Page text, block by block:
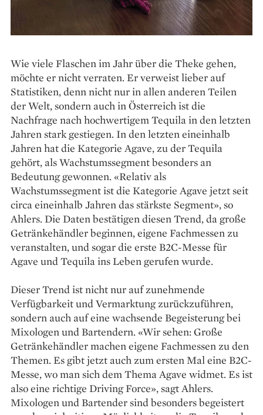
Wie viele Flaschen im Jahr über die Theke gehen,
möchte er nicht verraten. Er verweist lieber auf
Statistiken, denn nicht nur in allen anderen Teilen
der Welt, sondern auch in Österreich ist die
Nachfrage nach hochwertigem Tequila in den letzten
Jahren stark gestiegen. In den letzten eineinhalb
Jahren hat die Kategorie Agave, zu der Tequila
gehört, als Wachstumssegment besonders an
Bedeutung gewonnen. «Relativ als
Wachstumssegment ist die Kategorie Agave jetzt seit
circa eineinhalb Jahren das stärkste Segment», so
Ahlers. Die Daten bestätigen diesen Trend, da große
Getränkehändler beginnen, eigene Fachmessen zu
veranstalten, und sogar die erste B2C-Messe für
Agave und Tequila ins Leben gerufen wurde.
Dieser Trend ist nicht nur auf zunehmende
Verfügbarkeit und Vermarktung zurückzuführen,
sondern auch auf eine wachsende Begeisterung bei
Mixologen und Bartendern. «Wir sehen: Große
Getränkehändler machen eigene Fachmessen zu den
Themen. Es gibt jetzt auch zum ersten Mal eine B2C-
Messe, wo man sich dem Thema Agave widmet. Es ist
also eine richtige Driving Force», sagt Ahlers.
Mixologen und Bartender sind besonders begeistert